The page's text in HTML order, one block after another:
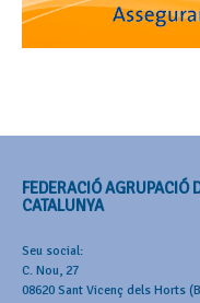
FEDERACIÓ AGRUPACIÓ
CATALUNYA
Seu social:
C. Nou, 27
08620 Sant Vicenç dels Horts